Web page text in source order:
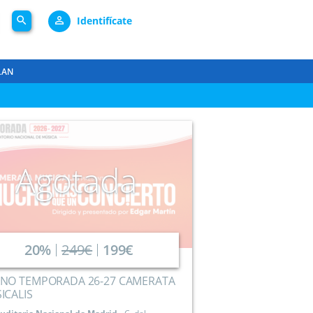
search person_outline Identifícate
Agotada
20% 249€ 199€
TEMPORADA 26-27 CAMERATA